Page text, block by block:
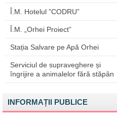
Î.M. Hotelul ”CODRU”
Î.M. „Orhei Proiect”
Stația Salvare pe Apă Orhei
Serviciul de supraveghere și
îngrijire a animalelor fără stăpân
INFORMAȚII PUBLICE